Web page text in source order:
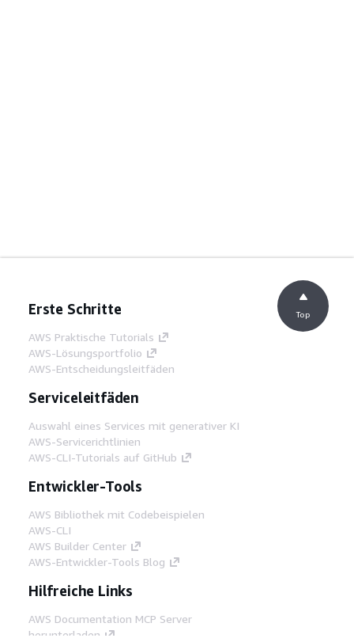
Erste Schritte
AWS Praktische Tutorials
AWS-Lösungsportfolio
AWS-Entscheidungsleitfäden
Serviceleitfäden
Auswahl eines Services mit generativer KI
AWS-Servicerichtlinien
AWS-CLI-Tutorials auf GitHub
Entwickler-Tools
AWS Bibliothek mit Codebeispielen
AWS-CLI
AWS Builder Center
AWS-Entwickler-Tools Blog
Hilfreiche Links
AWS Documentation MCP Server
herunterladen
Top